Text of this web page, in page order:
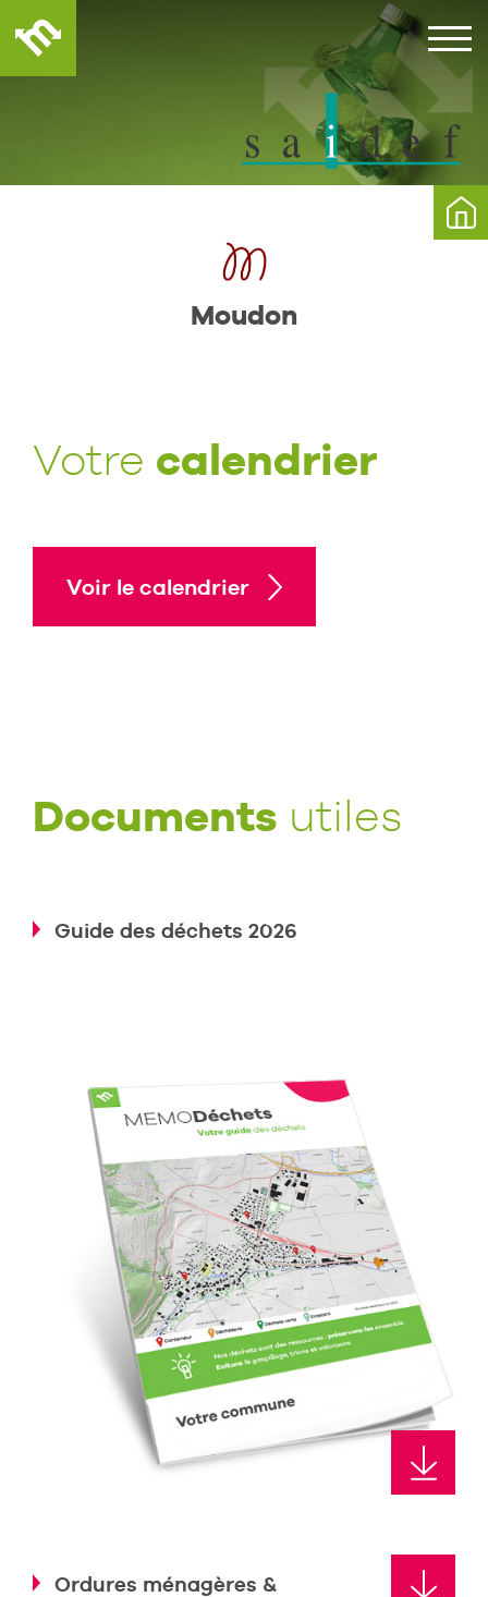
Moudon
Votre calendrier
Voir le calendrier
Documents utiles
Guide des déchets 2026
Ordures ménagères &